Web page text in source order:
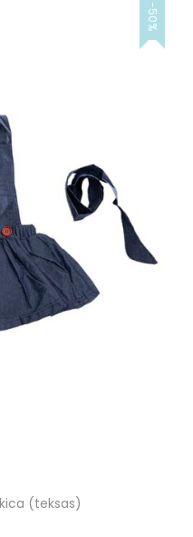
-50%
(teksas)